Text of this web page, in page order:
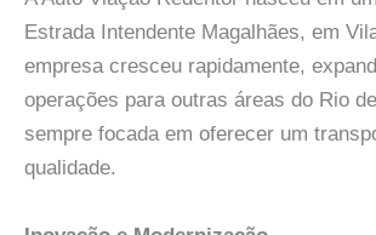
Estrada Intendente Magalhães, em
empresa cresceu rapidamente,
operações para outras áreas do Rio
sempre focada em oferecer um
qualidade.